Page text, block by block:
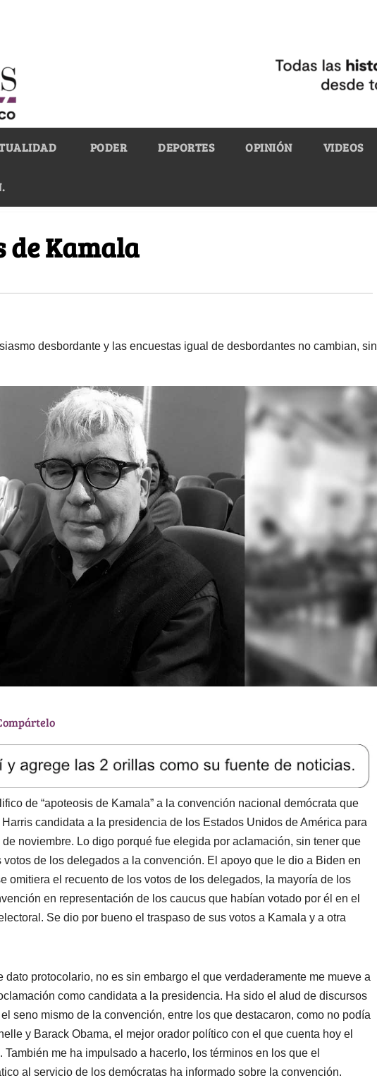
PODER DEPORTES OPINIÓN VIDEOS
de Kamala
desbordante y las encuestas igual de desbordantes no cambian, sin
de “apoteosis de Kamala” a la convención nacional demócrata que
candidata a la presidencia de los Estados Unidos de América para
noviembre. Lo digo porqué fue elegida por aclamación, sin tener que
de los delegados a la convención. El apoyo que le dio a Biden en
omitiera el recuento de los votos de los delegados, la mayoría de los
en representación de los caucus que habían votado por él en el
Se dio por bueno el traspaso de sus votos a Kamala y a otra
dato protocolario, no es sin embargo el que verdaderamente me mueve a
como candidata a la presidencia. Ha sido el alud de discursos
seno mismo de la convención, entre los que destacaron, como no podía
y Barack Obama, el mejor orador político con el que cuenta hoy el
También me ha impulsado a hacerlo, los términos en los que el
al servicio de los demócratas ha informado sobre la convención.